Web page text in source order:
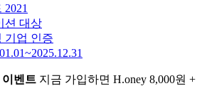
션 대상
기업 인증
벤트 지금 가입하면 H.oney 8,000원 +